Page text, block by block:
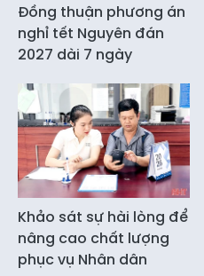
Đồng thuận phương án
nghỉ tết Nguyên đán
2027 dài 7 ngày
Khảo sát sự hài lòng để
nâng cao chất lượng
phục vụ Nhân dân